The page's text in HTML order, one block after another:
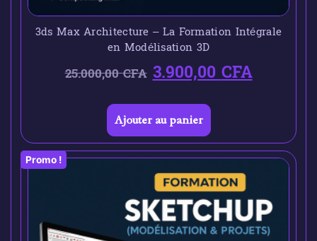
3ds Max Architecture – La Formation Intégrale
en Modélisation 3D
25.000,00CFA 3.900,00CFA
Ajouter au panier
Promo !